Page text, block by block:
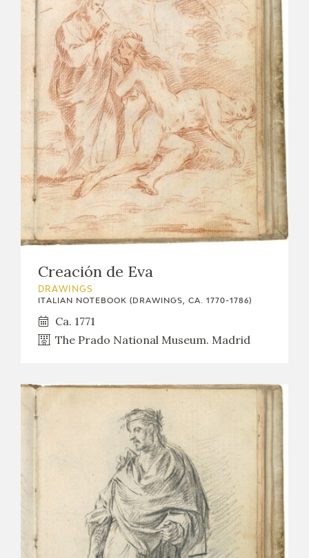
Creación de Eva
DRAWINGS
ITALIAN NOTEBOOK (DRAWINGS, CA. 1770-1786)
Ca. 1771
The Prado National Museum. Madrid